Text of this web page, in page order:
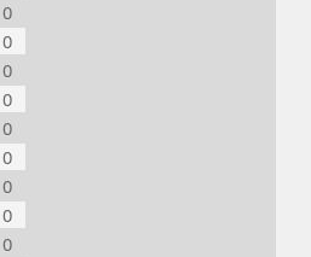
0
0
0
0
0
0
0
0
0